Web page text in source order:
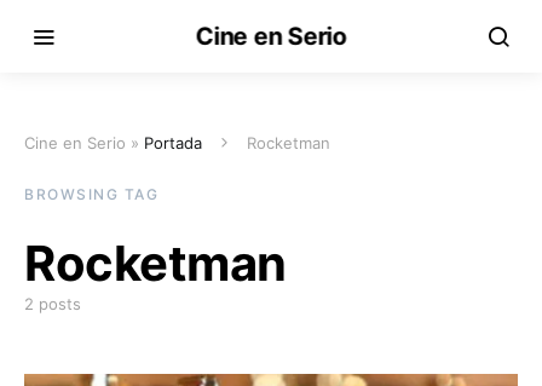
Cine en Serio
Cine en Serio » Portada Rocketman
BROWSING TAG
Rocketman
2 posts